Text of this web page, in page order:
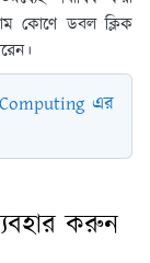
কোণে ডবল ক্লিক
Computing এর
করুন